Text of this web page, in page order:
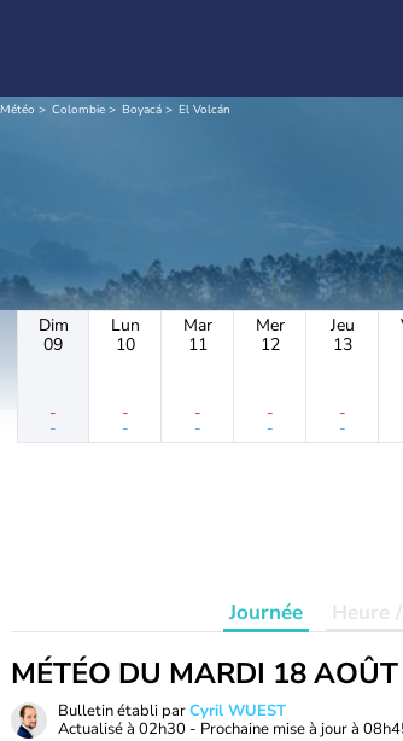
Météo Colombie Boyacá El Volcán
Dim
09
-
-
Lun
10
-
-
Mar
11
-
-
Mer
12
-
-
Jeu
13
-
-
Journée Heure
MÉTÉO DU MARDI 18 AOÛT
Bulletin établi parCyril WUEST
Actualisé à 02h30 - Prochaine mise à jour à